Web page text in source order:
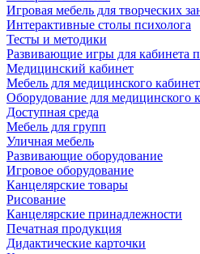
Игровая мебель для творческих
Интерактивные столы психолога
Тесты и методики
Развивающие игры для кабинета
Медицинский кабинет
Мебель для медицинского
Оборудование для медицинского
Доступная среда
Мебель для групп
Уличная мебель
Развивающие оборудование
Игровое оборудование
Канцелярские товары
Рисование
Канцелярские принадлежности
Печатная продукция
Дидактические карточки